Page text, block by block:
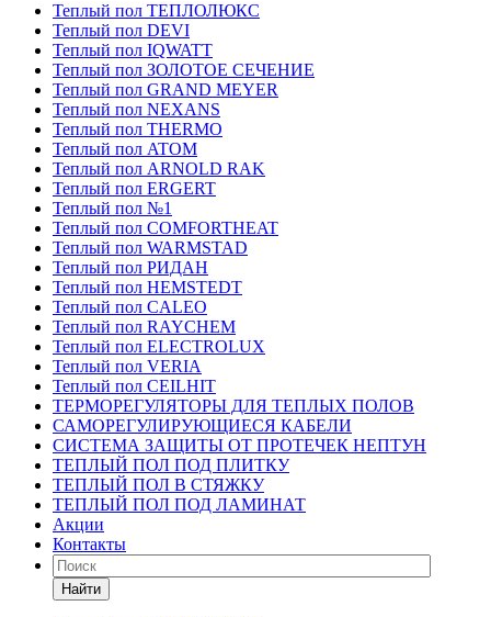
Теплый пол ТЕПЛОЛЮКС
Теплый пол DEVI
Теплый пол IQWATT
Теплый пол ЗОЛОТОЕ СЕЧЕНИЕ
Теплый пол GRAND MEYER
Теплый пол NEXANS
Теплый пол THERMO
Теплый пол ATOM
Теплый пол ARNOLD RAK
Теплый пол ERGERT
Теплый пол №1
Теплый пол COMFORTHEAT
Теплый пол WARMSTAD
Теплый пол РИДАН
Теплый пол HEMSTEDT
Теплый пол CALEO
Теплый пол RAYCHEM
Теплый пол ELECTROLUX
Теплый пол VERIA
Теплый пол CEILHIT
ТЕРМОРЕГУЛЯТОРЫ ДЛЯ ТЕПЛЫХ ПОЛОВ
САМОРЕГУЛИРУЮЩИЕСЯ КАБЕЛИ
СИСТЕМА ЗАЩИТЫ ОТ ПРОТЕЧЕК НЕПТУН
ТЕПЛЫЙ ПОЛ ПОД ПЛИТКУ
ТЕПЛЫЙ ПОЛ В СТЯЖКУ
ТЕПЛЫЙ ПОЛ ПОД ЛАМИНАТ
Акции
Контакты
Найти